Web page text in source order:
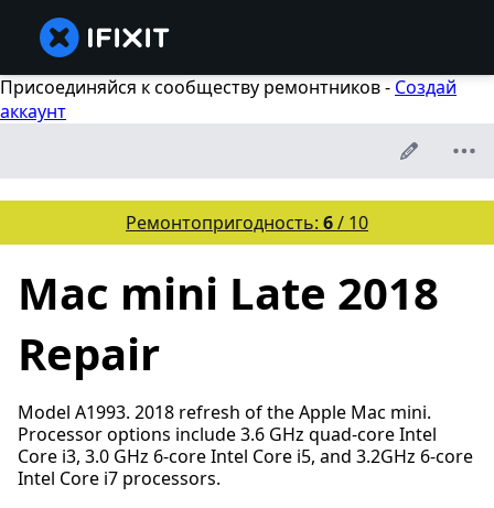
Присоединяйся к сообществу ремонтников - Создай
аккаунт
Ремонтопригодность: 6/ 10
Mac mini Late 2018
Repair
Model A1993. 2018 refresh of the Apple Mac mini.
Processor options include 3.6 GHz quad-core Intel
Core i3, 3.0 GHz 6-core Intel Core i5, and 3.2GHz 6-core
Intel Core i7 processors.